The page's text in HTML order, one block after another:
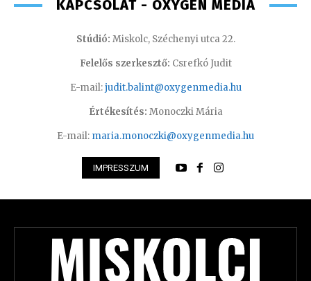
KAPCSOLAT - OXYGEN MEDIA
Stúdió: Miskolc, Széchenyi utca 22.
Felelős szerkesztő: Csrefkó Judit
E-mail:judit.balint@oxygenmedia.hu
Értékesítés: Monoczki Mária
E-mail: maria.monoczki@oxygenmedia.hu
IMPRESSZUM